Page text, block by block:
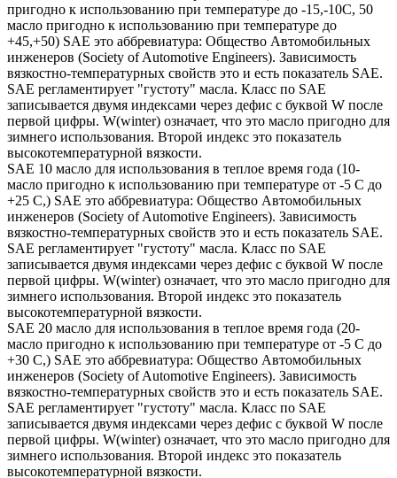
пригодно к использованию при температуре до -15,-10С, 50
масло пригодно к использованию при температуре до
+45,+50) SAE это аббревиатура: Общество Автомобильных
инженеров (Society of Automotive Engineers). Зависимость
вязкостно-температурных свойств это и есть показатель SAE.
SAE регламентирует "густоту" масла. Класс по SAE
записывается двумя индексами через дефис с буквой W после
первой цифры. W(winter) означает, что это масло пригодно для
зимнего использования. Второй индекс это показатель
высокотемпературной вязкости.
SAE 10 масло для использования в теплое время года (10-
масло пригодно к использованию при температуре от -5 С до
+25 С,) SAE это аббревиатура: Общество Автомобильных
инженеров (Society of Automotive Engineers). Зависимость
вязкостно-температурных свойств это и есть показатель SAE.
SAE регламентирует "густоту" масла. Класс по SAE
записывается двумя индексами через дефис с буквой W после
первой цифры. W(winter) означает, что это масло пригодно для
зимнего использования. Второй индекс это показатель
высокотемпературной вязкости.
SAE 20 масло для использования в теплое время года (20-
масло пригодно к использованию при температуре от -5 С до
+30 С,) SAE это аббревиатура: Общество Автомобильных
инженеров (Society of Automotive Engineers). Зависимость
вязкостно-температурных свойств это и есть показатель SAE.
SAE регламентирует "густоту" масла. Класс по SAE
записывается двумя индексами через дефис с буквой W после
первой цифры. W(winter) означает, что это масло пригодно для
зимнего использования. Второй индекс это показатель
высокотемпературной вязкости.